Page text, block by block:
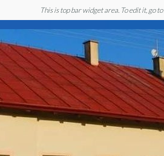
This is top bar widget area. To edit it, go